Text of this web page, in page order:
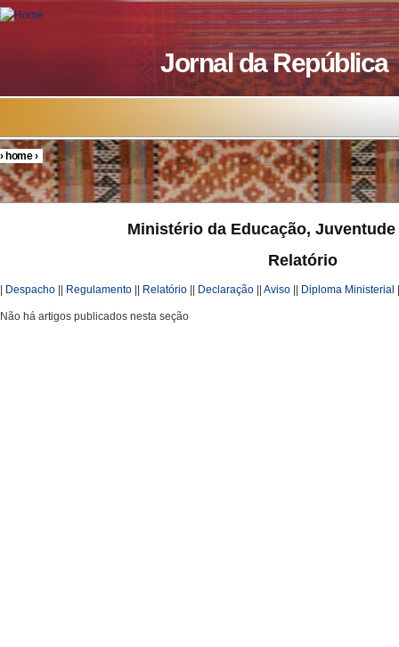
Skip to main content
Jornal da República
You are here
›home›
Ministério da Educação,
Relatório
| Despacho || Regulamento || Relatório || Declaração || Aviso || Diploma Ministerial
Não há artigos publicados nesta seção